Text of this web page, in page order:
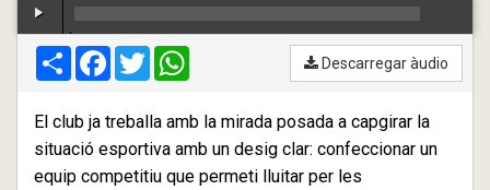
00:00/ 00:00
CompartirFacebook
Twitter Descarregar àudio
El club ja treballa amb la mirada posada a capgirar la
situació esportiva amb un desig clar: confeccionar un
equip competitiu que permeti lluitar per les